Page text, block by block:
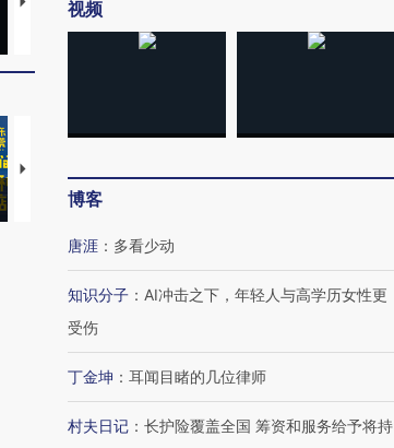
术：是什么让中产们甘
【推广】走进第四届链博
会，让数智科技“链”接产
视频
博客
唐涯 ： 多看少动
知识分子 ： AI冲击之下，年轻人与高学历女性更
受伤
丁金坤 ： 耳闻目睹的几位律师
村夫日记 ： 长护险覆盖全国 筹资和服务给予将持